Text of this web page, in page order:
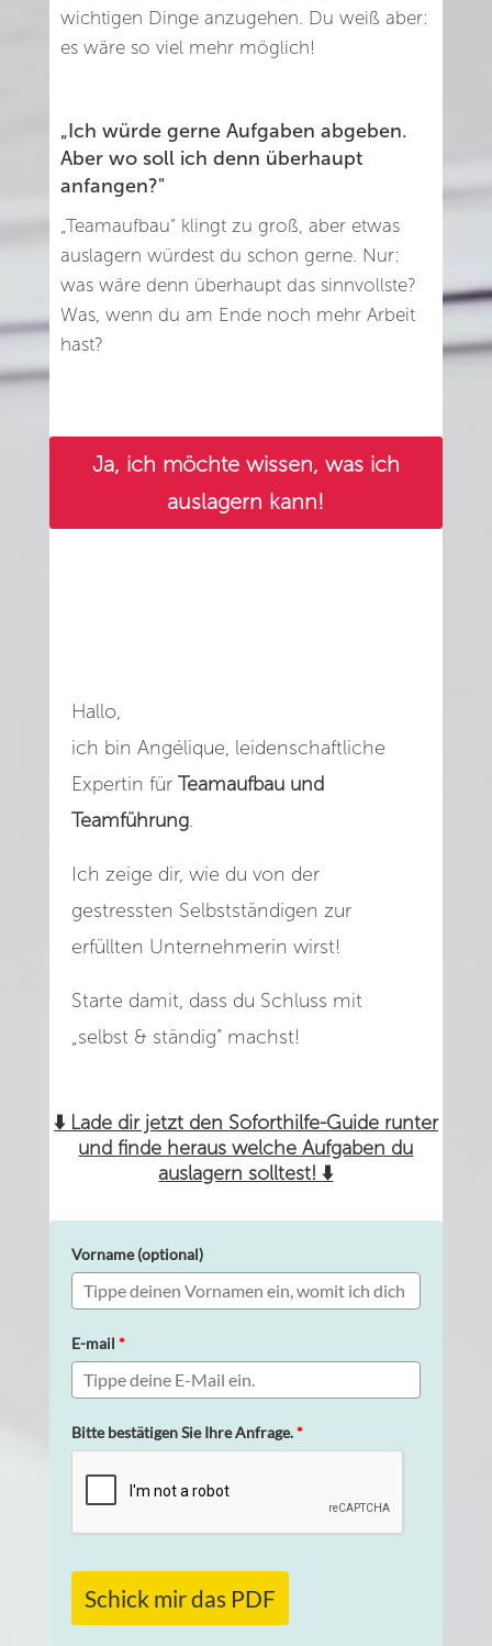
wichtigen Dinge anzugehen. Du weiß aber:
es wäre so viel mehr möglich!
„Ich würde gerne Aufgaben abgeben.
Aber wo soll ich denn überhaupt
anfangen?"
„Teamaufbau“ klingt zu groß, aber etwas
auslagern würdest du schon gerne. Nur:
was wäre denn überhaupt das sinnvollste?
Was, wenn du am Ende noch mehr Arbeit
hast?
Ja, ich möchte wissen, was ich
auslagern kann!
Hallo,
ich bin Angélique, leidenschaftliche
Expertin für Teamaufbau und
Teamführung.
Ich zeige dir, wie du von der
gestressten Selbstständigen zur
erfüllten Unternehmerin wirst!
Starte damit, dass du Schluss mit
„selbst & ständig“ machst!
⬇️ Lade dir jetzt den Soforthilfe-Guide runter
und finde heraus welche Aufgaben du
auslagern solltest!⬇️
Vorname (optional)
E-mail *
Bitte bestätigen Sie Ihre Anfrage.*
Schick mir das PDF